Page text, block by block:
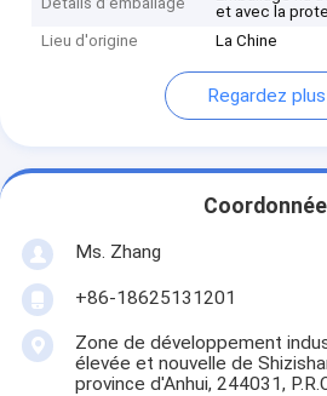
et avec la
Lieu d'origine
La Chine
Regardez plus
Ms. Zhang
+86-18625131201
Zone de développement
élevée et nouvelle de
province d'Anhui, 244031,